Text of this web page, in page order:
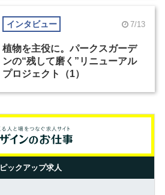
インタビュー 7/13
植物を主役に。パークスガーデ
ンの“残して磨く”リニューアル
プロジェクト（1）
ピックアップ求人